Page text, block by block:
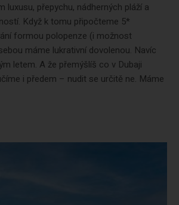
luxusu, přepychu, nádherných pláží a
Když k tomu připočteme 5*
formou polopenze (i možnost
máme lukrativní dovolenou. Navíc
letem. A že přemýšlíš co v Dubaji
i předem – nudit se určitě ne. Máme